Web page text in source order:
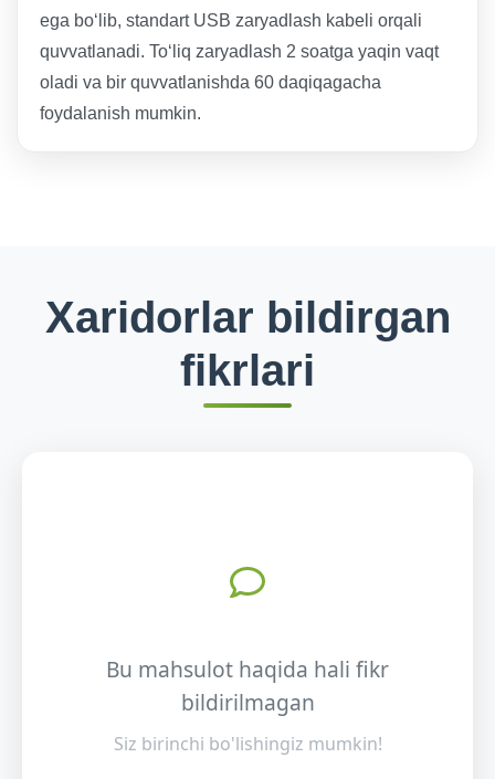
ega bo‘lib, standart USB zaryadlash kabeli orqali
quvvatlanadi. To‘liq zaryadlash 2 soatga yaqin vaqt
oladi va bir quvvatlanishda 60 daqiqagacha
foydalanish mumkin.
Xaridorlar bildirgan
fikrlari
Bu mahsulot haqida hali fikr
bildirilmagan
Siz birinchi bo'lishingiz mumkin!